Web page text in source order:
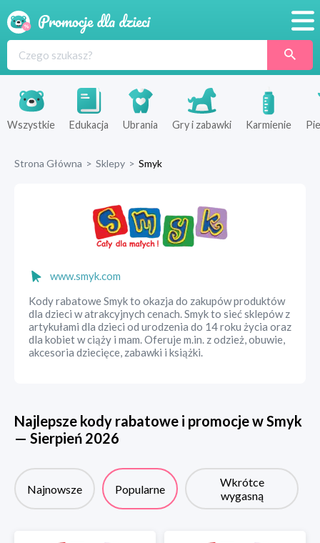
Produkty
Sklepy
Wszystkie Edukacja Ubrania Gry i zabawki Karmienie
Strona Główna > Sklepy > Smyk
www.smyk.com
Kody rabatowe Smyk to okazja do zakupów produktów
dla dzieci w atrakcyjnych cenach. Smyk to sieć sklepów z
artykułami dla dzieci od urodzenia do 14 roku życia oraz
dla kobiet w ciąży i mam. Oferuje m.in. z odzież, obuwie,
akcesoria dziecięce, zabawki i książki.
Najlepsze kody rabatowe i promocje wSmyk
— Sierpień 2026
Najnowsze Popularne
Wkrótce
wygasną